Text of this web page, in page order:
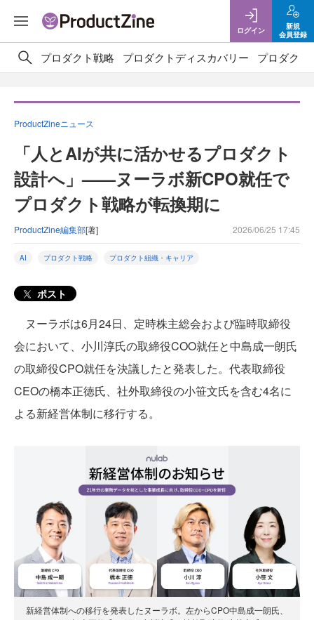
ログイン
新規
会員登録
プロダクト戦略 プロダクトディスカバリー プロダクト
ProductZineニュース
「人とAIが共に活かせるプロダクト
設計へ」——ヌーラボ新CPO就任で
プロダクト戦略が転換期に
ProductZine編集部[著] 2026/06/25 17:45
AI プロダクト戦略 プロダクト組織・キャリア
ポスト
ヌーラボは6月24日、定時株主総会および臨時取締役
会において、小川淳氏の取締役COO就任と中島成一朗氏
の取締役CPO就任を決議したと発表した。代表取締役
CEOの橋本正徳氏、社外取締役の小笹文氏を含む4名に
よる新経営体制に移行する。
新経営体制への移行を発表したヌーラボ。左からCPO中島成一朗氏、